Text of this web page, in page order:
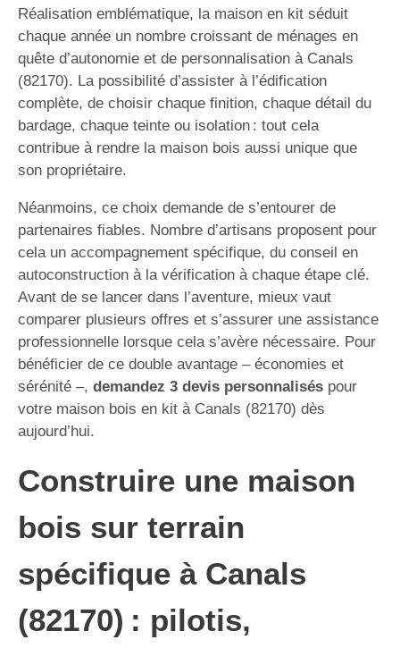
Réalisation emblématique, la maison en kit séduit
chaque année un nombre croissant de ménages en
quête d’autonomie et de personnalisation à Canals
(82170). La possibilité d’assister à l’édification
complète, de choisir chaque finition, chaque détail du
bardage, chaque teinte ou isolation : tout cela
contribue à rendre la maison bois aussi unique que
son propriétaire.
Néanmoins, ce choix demande de s’entourer de
partenaires fiables. Nombre d’artisans proposent pour
cela un accompagnement spécifique, du conseil en
autoconstruction à la vérification à chaque étape clé.
Avant de se lancer dans l’aventure, mieux vaut
comparer plusieurs offres et s’assurer une assistance
professionnelle lorsque cela s’avère nécessaire. Pour
bénéficier de ce double avantage – économies et
sérénité –, demandez 3 devis personnalisés pour
votre maison bois en kit à Canals (82170) dès
aujourd’hui.
Construire une maison
bois sur terrain
spécifique à Canals
(82170) : pilotis,